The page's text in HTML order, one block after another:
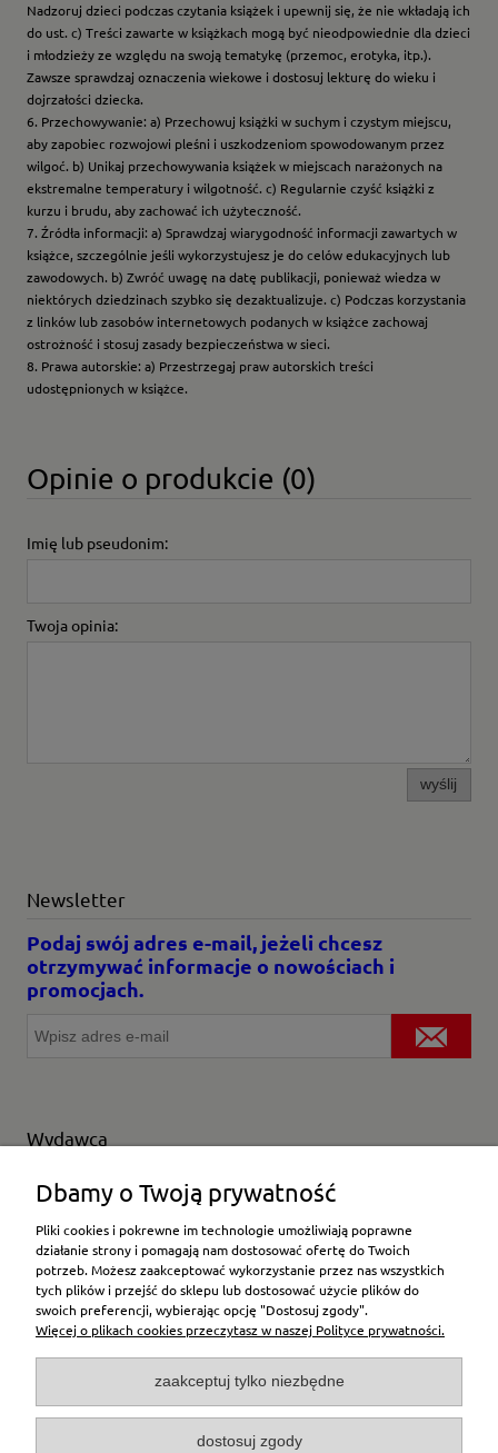
Nadzoruj dzieci podczas czytania książek i upewnij się, że nie wkładają ich
do ust. c) Treści zawarte w książkach mogą być nieodpowiednie dla dzieci
i młodzieży ze względu na swoją tematykę (przemoc, erotyka, itp.).
Zawsze sprawdzaj oznaczenia wiekowe i dostosuj lekturę do wieku i
dojrzałości dziecka.
6. Przechowywanie: a) Przechowuj książki w suchym i czystym miejscu,
aby zapobiec rozwojowi pleśni i uszkodzeniom spowodowanym przez
wilgoć. b) Unikaj przechowywania książek w miejscach narażonych na
ekstremalne temperatury i wilgotność. c) Regularnie czyść książki z
kurzu i brudu, aby zachować ich użyteczność.
7. Źródła informacji: a) Sprawdzaj wiarygodność informacji zawartych w
książce, szczególnie jeśli wykorzystujesz je do celów edukacyjnych lub
zawodowych. b) Zwróć uwagę na datę publikacji, ponieważ wiedza w
niektórych dziedzinach szybko się dezaktualizuje. c) Podczas korzystania
z linków lub zasobów internetowych podanych w książce zachowaj
ostrożność i stosuj zasady bezpieczeństwa w sieci.
8. Prawa autorskie: a) Przestrzegaj praw autorskich treści
udostępnionych w książce.
Opinie o produkcie (0)
Imię lub pseudonim:
Twoja opinia:
wyślij
Newsletter
Podaj swój adres e-mail, jeżeli chcesz
otrzymywać informacje o nowościach i
promocjach.
Wydawca
Wybierz producenta
Moje konto
Płatności i dostawa
Pomoc
O firmie
Dbamy o Twoją prywatność
Pliki cookies i pokrewne im technologie umożliwiają poprawne
działanie strony i pomagają nam dostosować ofertę do Twoich
potrzeb. Możesz zaakceptować wykorzystanie przez nas wszystkich
tych plików i przejść do sklepu lub dostosować użycie plików do
swoich preferencji, wybierając opcję "Dostosuj zgody".
Więcej o plikach cookies przeczytasz w naszej Polityce prywatności.
zaakceptuj tylko niezbędne
dostosuj zgody